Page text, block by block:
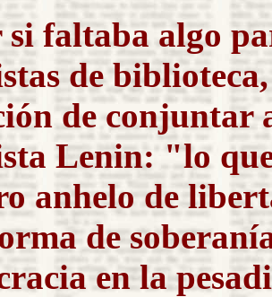
si faltaba algo
de
de conjuntar
Lenin: "lo
anhelo de
de
en la